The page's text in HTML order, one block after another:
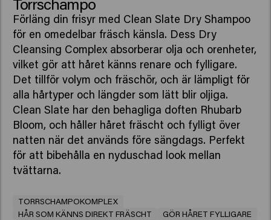
Förläng din frisyr med Clean Slate Dry Shampoo
för en omedelbar fräsch känsla. Dess Dry
Cleansing Complex absorberar olja och orenheter,
vilket gör att håret känns renare och fylligare.
Det tillför volym och fräschör, och är lämpligt för
alla hårtyper och längder som lätt blir oljiga.
Clean Slate har den behagliga doften Rhubarb
Bloom, och håller håret fräscht och fylligt över
natten när det används före sängdags. Perfekt
för att bibehålla en nyduschad look mellan
tvättarna.
TORRSCHAMPOKOMPLEX
HÅR SOM KÄNNS DIREKT FRÄSCHT
GÖR HÅRET FYLLIGARE